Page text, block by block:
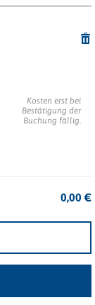
Kosten erst bei
Bestätigung der
Buchung fällig.
0,00€